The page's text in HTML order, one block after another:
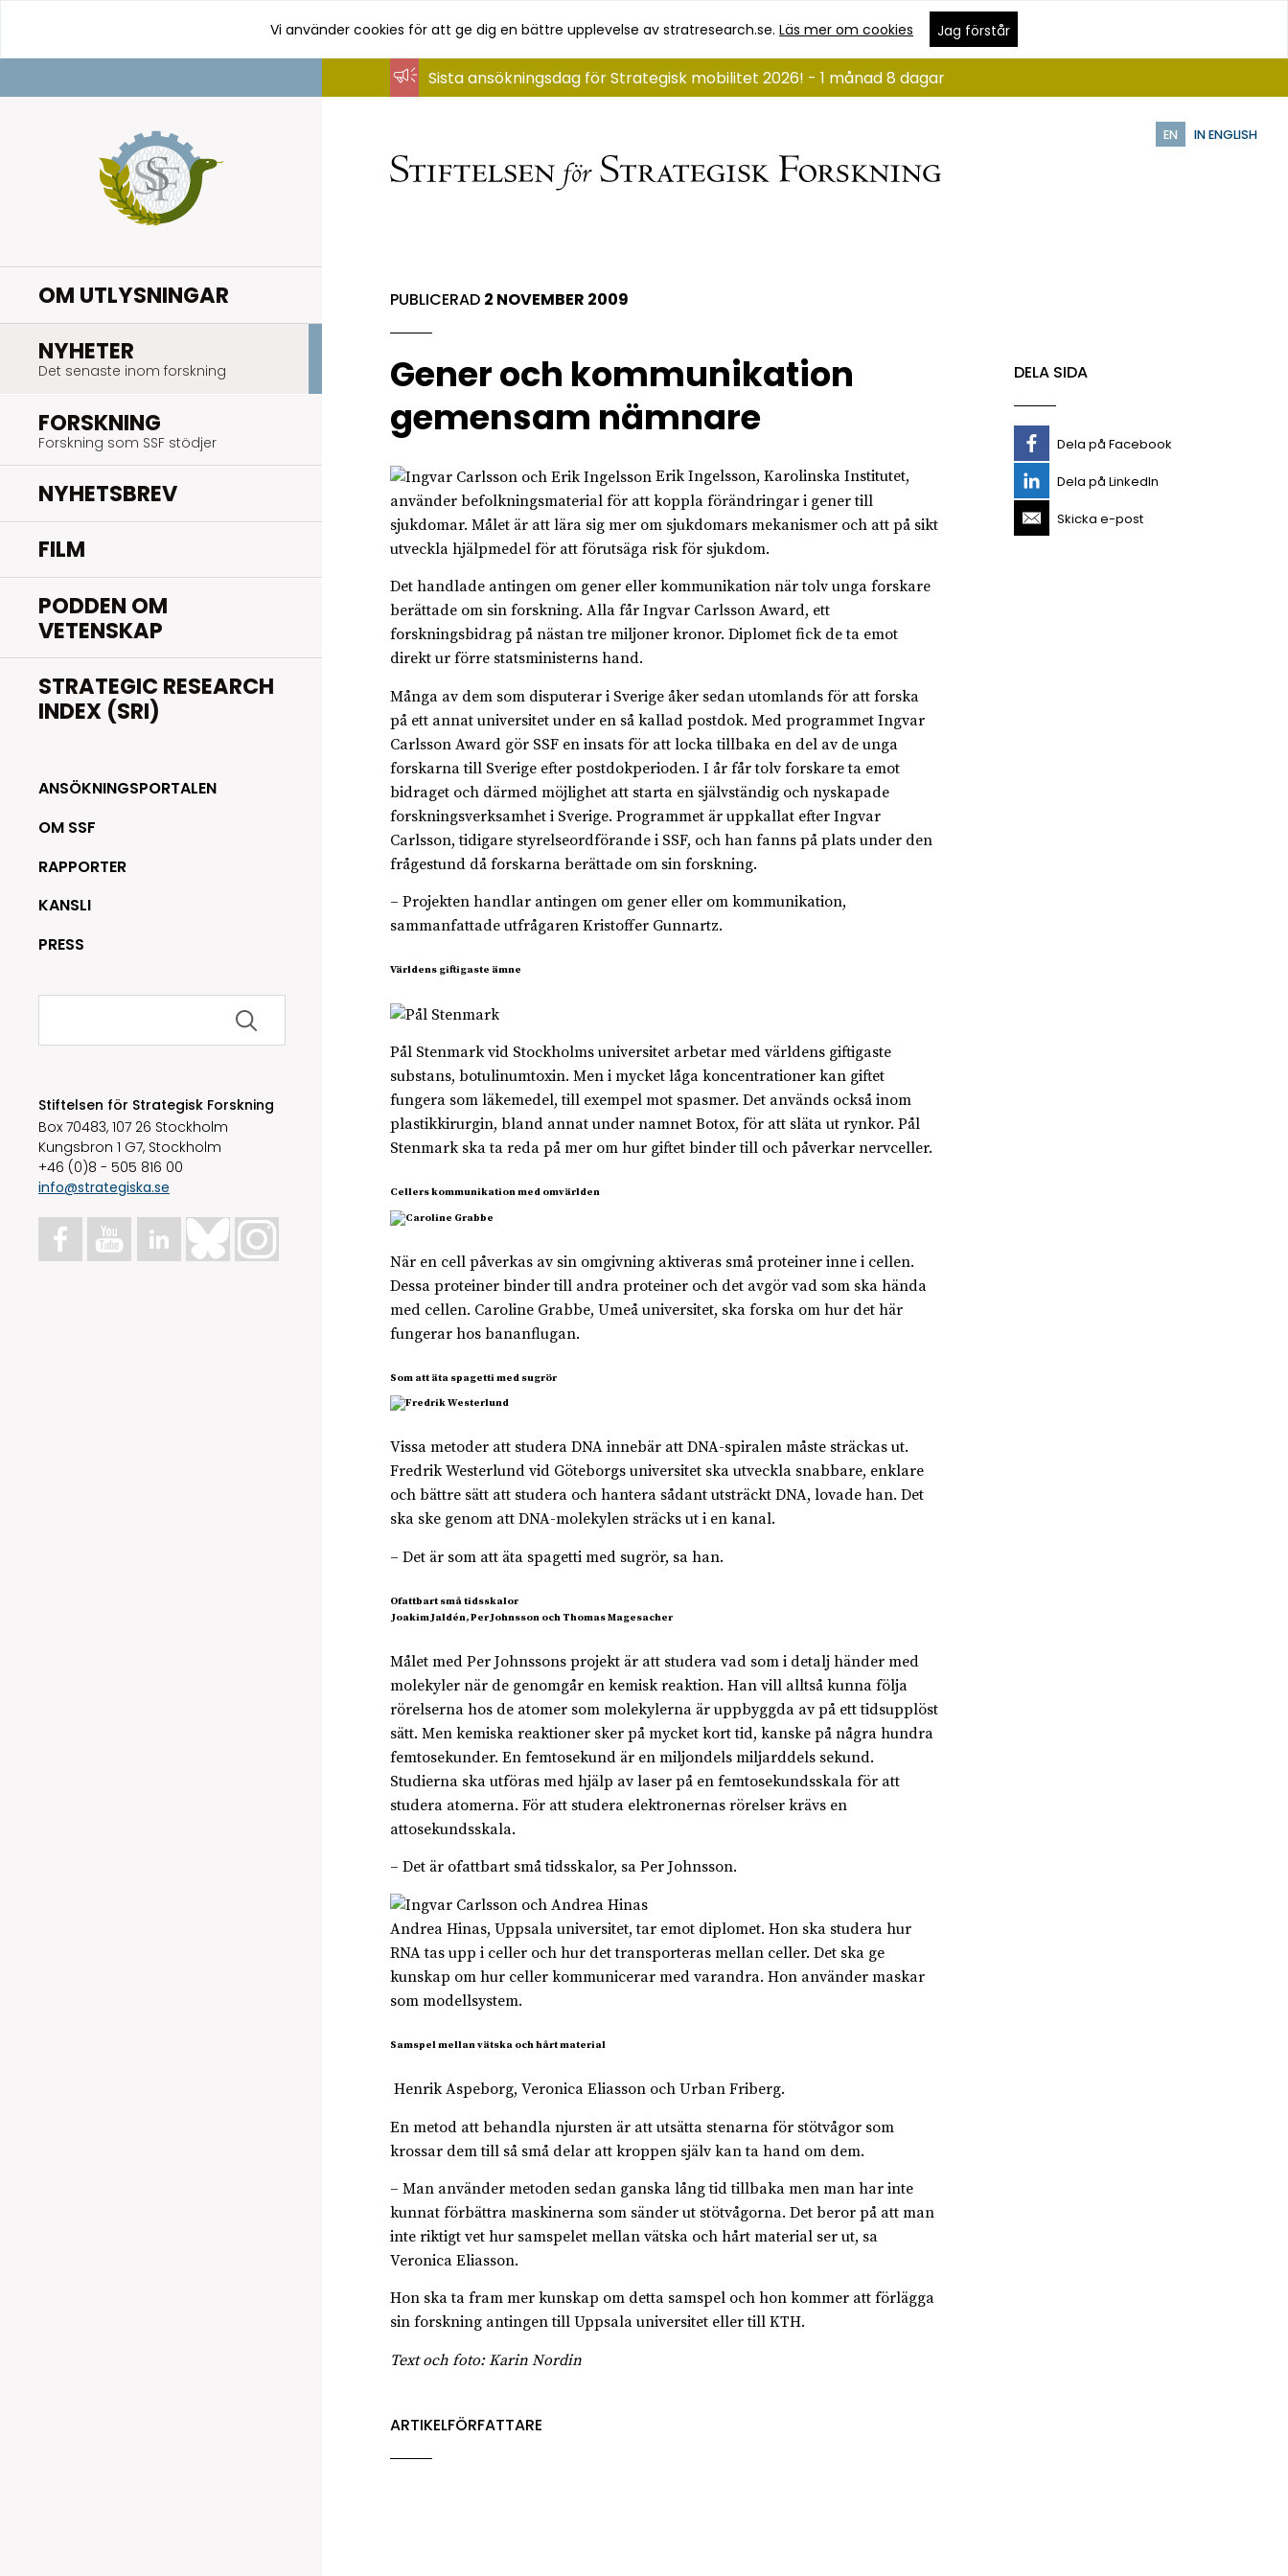
innehåll
Vi använder cookies för att ge dig en bättre upplevelse av stratresearch.se.Läs mer om cookies Jag förstår
EN IN ENGLISH
OM UTLYSNINGAR
NYHETER
Det senaste inom forskning
FORSKNING
Forskning som SSF stödjer
NYHETSBREV
FILM
PODDEN OM
VETENSKAP
STRATEGIC RESEARCH
INDEX (SRI)
ANSÖKNINGSPORTALEN
OM SSF
RAPPORTER
KANSLI
PRESS
Sök
Stiftelsen för Strategisk Forskning
Box 70483, 107 26 Stockholm
Kungsbron 1 G7, Stockholm
+46 (0)8 - 505 816 00
info@strategiska.se
Sista ansökningsdag för Strategisk mobilitet 2026! - 1 månad 8 dagar
PUBLICERAD 2 NOVEMBER 2009
Gener och kommunikation
gemensam nämnare
Erik Ingelsson, Karolinska Institutet,
använder befolkningsmaterial för att koppla förändringar i gener till
sjukdomar. Målet är att lära sig mer om sjukdomars mekanismer och att på sikt
utveckla hjälpmedel för att förutsäga risk för sjukdom.
Det handlade antingen om gener eller kommunikation när tolv unga forskare
berättade om sin forskning. Alla får Ingvar Carlsson Award, ett
forskningsbidrag på nästan tre miljoner kronor. Diplomet fick de ta emot
direkt ur förre statsministerns hand.
Många av dem som disputerar i Sverige åker sedan utomlands för att forska
på ett annat universitet under en så kallad postdok. Med programmet Ingvar
Carlsson Award gör SSF en insats för att locka tillbaka en del av de unga
forskarna till Sverige efter postdokperioden. I år får tolv forskare ta emot
bidraget och därmed möjlighet att starta en självständig och nyskapade
forskningsverksamhet i Sverige. Programmet är uppkallat efter Ingvar
Carlsson, tidigare styrelseordförande i SSF, och han fanns på plats under den
frågestund då forskarna berättade om sin forskning.
– Projekten handlar antingen om gener eller om kommunikation,
sammanfattade utfrågaren Kristoffer Gunnartz.
Världens giftigaste ämne
Pål Stenmark vid Stockholms universitet arbetar med världens giftigaste
substans, botulinumtoxin. Men i mycket låga koncentrationer kan giftet
fungera som läkemedel, till exempel mot spasmer. Det används också inom
plastikkirurgin, bland annat under namnet Botox, för att släta ut rynkor. Pål
Stenmark ska ta reda på mer om hur giftet binder till och påverkar nervceller.
Cellers kommunikation med omvärlden
När en cell påverkas av sin omgivning aktiveras små proteiner inne i cellen.
Dessa proteiner binder till andra proteiner och det avgör vad som ska hända
med cellen. Caroline Grabbe, Umeå universitet, ska forska om hur det här
fungerar hos bananflugan.
Som att äta spagetti med sugrör
Vissa metoder att studera DNA innebär att DNA-spiralen måste sträckas ut.
Fredrik Westerlund vid Göteborgs universitet ska utveckla snabbare, enklare
och bättre sätt att studera och hantera sådant utsträckt DNA, lovade han. Det
ska ske genom att DNA-molekylen sträcks ut i en kanal.
– Det är som att äta spagetti med sugrör, sa han.
Ofattbart små tidsskalor
Joakim Jaldén, Per Johnsson och Thomas Magesacher
Målet med Per Johnssons projekt är att studera vad som i detalj händer med
molekyler när de genomgår en kemisk reaktion. Han vill alltså kunna följa
rörelserna hos de atomer som molekylerna är uppbyggda av på ett tidsupplöst
sätt. Men kemiska reaktioner sker på mycket kort tid, kanske på några hundra
femtosekunder. En femtosekund är en miljondels miljarddels sekund.
Studierna ska utföras med hjälp av laser på en femtosekundsskala för att
studera atomerna. För att studera elektronernas rörelser krävs en
attosekundsskala.
– Det är ofattbart små tidsskalor, sa Per Johnsson.
Andrea Hinas, Uppsala universitet, tar emot diplomet. Hon ska studera hur
RNA tas upp i celler och hur det transporteras mellan celler. Det ska ge
kunskap om hur celler kommunicerar med varandra. Hon använder maskar
som modellsystem.
Samspel mellan vätska och hårt material
Henrik Aspeborg, Veronica Eliasson och Urban Friberg.
En metod att behandla njursten är att utsätta stenarna för stötvågor som
krossar dem till så små delar att kroppen själv kan ta hand om dem.
– Man använder metoden sedan ganska lång tid tillbaka men man har inte
kunnat förbättra maskinerna som sänder ut stötvågorna. Det beror på att man
inte riktigt vet hur samspelet mellan vätska och hårt material ser ut, sa
Veronica Eliasson.
Hon ska ta fram mer kunskap om detta samspel och hon kommer att förlägga
sin forskning antingen till Uppsala universitet eller till KTH.
Text och foto: Karin Nordin
ARTIKELFÖRFATTARE
DELA SIDA
Dela på Facebook
Dela på LinkedIn
Skicka e-post